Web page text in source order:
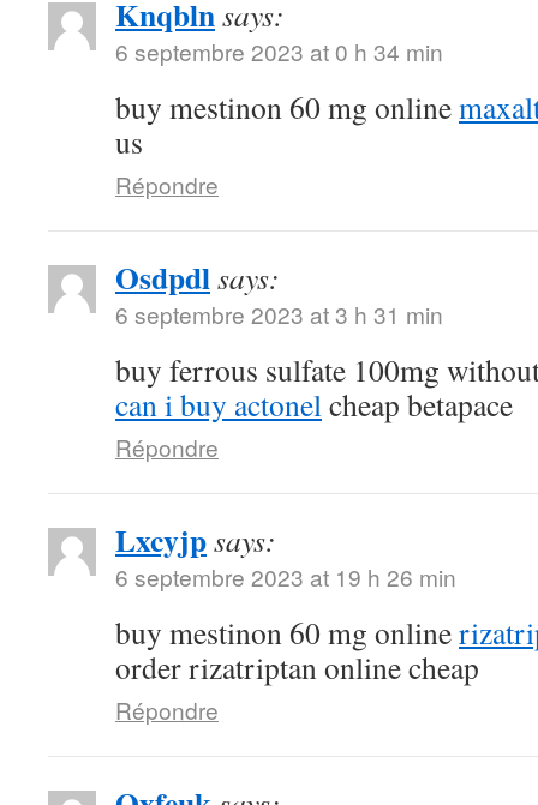
Knqblnsays:
6 septembre 2023 at 0 h 34 min
buy mestinon 60 mg online
us
Répondre
Osdpdlsays:
6 septembre 2023 at 3 h 31 min
buy ferrous sulfate 100mg
can i buy actonelcheap betapace
Répondre
Lxcyjpsays:
6 septembre 2023 at 19 h 26 min
buy mestinon 60 mg online
order rizatriptan online cheap
Répondre